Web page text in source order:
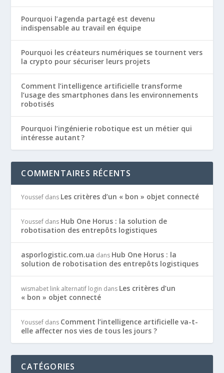
Pourquoi l’agenda partagé est devenu
indispensable au travail en équipe
Pourquoi les créateurs numériques se tournent vers
la crypto pour sécuriser leurs projets
Comment l’intelligence artificielle transforme
l’usage des smartphones dans les environnements
robotisés
Pourquoi l’ingénierie robotique est un métier qui
intéresse autant ?
COMMENTAIRES RÉCENTS
Youssef dans Les critères d’un « bon » objet connecté
Youssef dans Hub One Horus : la solution de
robotisation des entrepôts logistiques
asporlogistic.com.ua dans Hub One Horus : la
solution de robotisation des entrepôts logistiques
wismabet link alternatif login dans Les critères d’un
« bon » objet connecté
Youssef dans Comment l’intelligence artificielle va-t-
elle affecter nos vies de tous les jours ?
CATÉGORIES